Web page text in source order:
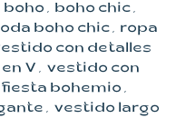
boho , boho chic,
boho chic, ropa
con detalles
V , vestido con
bohemio ,
, vestido largo